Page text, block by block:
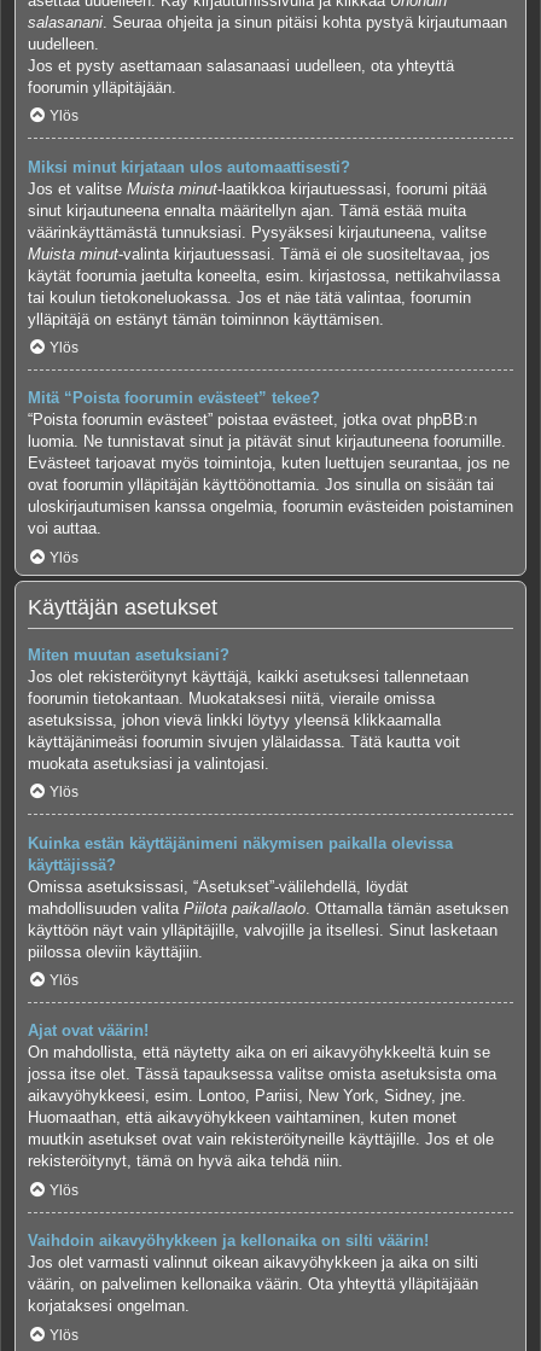
salasanani . Seuraa ohjeita ja sinun pitäisi kohta pystyä kirjautumaan
uudelleen.
Jos et pysty asettamaan salasanaasi uudelleen, ota yhteyttä
foorumin ylläpitäjään.
Ylös
Miksi minut kirjataan ulos automaattisesti?
Jos et valitse Muista minut-laatikkoa kirjautuessasi, foorumi pitää
sinut kirjautuneena ennalta määritellyn ajan. Tämä estää muita
väärinkäyttämästä tunnuksiasi. Pysyäksesi kirjautuneena, valitse
Muista minut-valinta kirjautuessasi. Tämä ei ole suositeltavaa, jos
käytät foorumia jaetulta koneelta, esim. kirjastossa, nettikahvilassa
tai koulun tietokoneluokassa. Jos et näe tätä valintaa, foorumin
ylläpitäjä on estänyt tämän toiminnon käyttämisen.
Ylös
Mitä “Poista foorumin evästeet” tekee?
“Poista foorumin evästeet” poistaa evästeet, jotka ovat phpBB:n
luomia. Ne tunnistavat sinut ja pitävät sinut kirjautuneena foorumille.
Evästeet tarjoavat myös toimintoja, kuten luettujen seurantaa, jos ne
ovat foorumin ylläpitäjän käyttöönottamia. Jos sinulla on sisään tai
uloskirjautumisen kanssa ongelmia, foorumin evästeiden poistaminen
voi auttaa.
Ylös
Käyttäjän asetukset
Miten muutan asetuksiani?
Jos olet rekisteröitynyt käyttäjä, kaikki asetuksesi tallennetaan
foorumin tietokantaan. Muokataksesi niitä, vieraile omissa
asetuksissa, johon vievä linkki löytyy yleensä klikkaamalla
käyttäjänimeäsi foorumin sivujen ylälaidassa. Tätä kautta voit
muokata asetuksiasi ja valintojasi.
Ylös
Kuinka estän käyttäjänimeni näkymisen paikalla olevissa
käyttäjissä?
Omissa asetuksissasi, “Asetukset”-välilehdellä, löydät
mahdollisuuden valita Piilota paikallaolo . Ottamalla tämän asetuksen
käyttöön näyt vain ylläpitäjille, valvojille ja itsellesi. Sinut lasketaan
piilossa oleviin käyttäjiin.
Ylös
Ajat ovat väärin!
On mahdollista, että näytetty aika on eri aikavyöhykkeeltä kuin se
jossa itse olet. Tässä tapauksessa valitse omista asetuksista oma
aikavyöhykkeesi, esim. Lontoo, Pariisi, New York, Sidney, jne.
Huomaathan, että aikavyöhykkeen vaihtaminen, kuten monet
muutkin asetukset ovat vain rekisteröityneille käyttäjille. Jos et ole
rekisteröitynyt, tämä on hyvä aika tehdä niin.
Ylös
Vaihdoin aikavyöhykkeen ja kellonaika on silti väärin!
Jos olet varmasti valinnut oikean aikavyöhykkeen ja aika on silti
väärin, on palvelimen kellonaika väärin. Ota yhteyttä ylläpitäjään
korjataksesi ongelman.
Ylös